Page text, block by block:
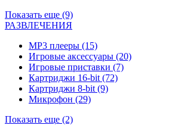
Показать еще (9)
РАЗВЛЕЧЕНИЯ
MP3 плееры (15)
Игровые аксессуары (20)
Игровые приставки (7)
Картриджи 16-bit (72)
Картриджи 8-bit (9)
Микрофон (29)
Показать еще (2)